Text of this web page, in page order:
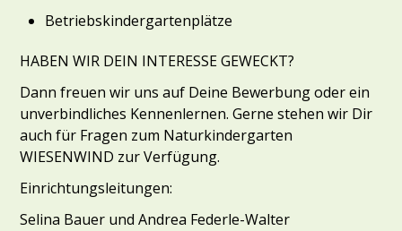
Betriebskindergartenplätze
HABEN WIR DEIN INTERESSE GEWECKT?
Dann freuen wir uns auf Deine Bewerbung oder ein
unverbindliches Kennenlernen. Gerne stehen wir Dir
auch für Fragen zum Naturkindergarten
WIESENWIND zur Verfügung.
Einrichtungsleitungen:
Selina Bauer und Andrea Federle-Walter